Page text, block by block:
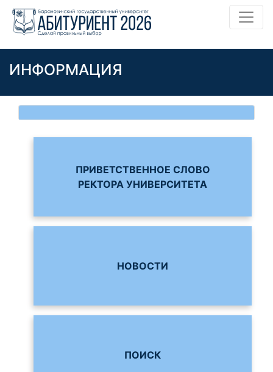
ИНФОРМАЦИЯ
ПРИВЕТСТВЕННОЕ СЛОВО
РЕКТОРА УНИВЕРСИТЕТА
НОВОСТИ
ПОИСК